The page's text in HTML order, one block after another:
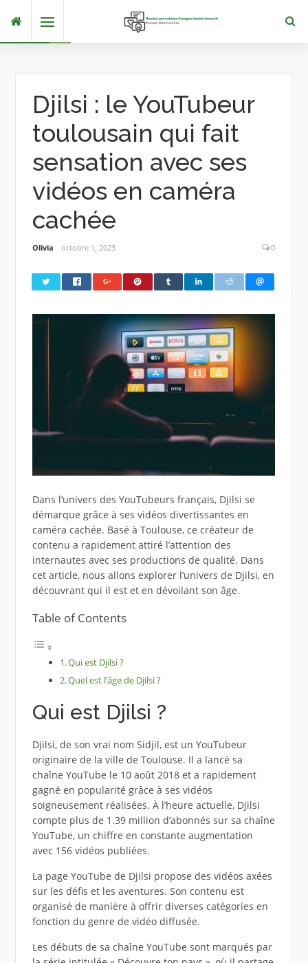
Djilsi : le YouTubeur
toulousain qui fait
sensation avec ses
vidéos en caméra
cachée
Olivia octobre 1, 2023 0
Dans l’univers des YouTubeurs français, Djilsi se
démarque grâce à ses vidéos divertissantes en
caméra cachée. Basé à Toulouse, ce créateur de
contenu a rapidement attiré l’attention des
internautes avec ses productions de qualité. Dans
cet article, nous allons explorer l’univers de Djilsi, en
découvrant qui il est et en dévoilant son âge.
Table of Contents
Qui est Djilsi ?
Quel est l’âge de Djilsi ?
Qui est Djilsi ?
Djilsi, de son vrai nom Sidjil, est un YouTubeur
originaire de la ville de Toulouse. Il a lancé sa
chaîne YouTube le 10 août 2018 et a rapidement
gagné en popularité grâce à ses vidéos
soigneusement réalisées. À l’heure actuelle, Djilsi
compte plus de 1.39 million d’abonnés sur sa chaîne
YouTube, un chiffre en constante augmentation
avec 156 vidéos publiées.
La page YouTube de Djilsi propose des vidéos axées
sur les défis et les aventures. Son contenu est
organisé de manière à offrir diverses catégories en
fonction du genre de vidéo diffusée.
Les débuts de sa chaîne YouTube sont marqués par